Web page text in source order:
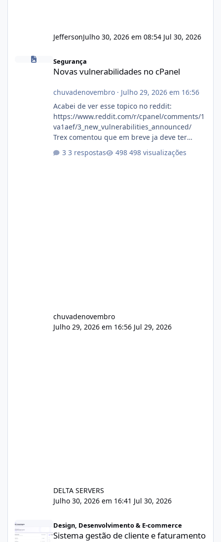
JeffersonJulho 30, 2026 em 08:54 Jul 30, 2026
Segurança
Novas vulnerabilidades no cPanel
chuvadenovembro· Julho 29, 2026 em 16:56
Acabei de ver esse topico no reddit:
https://www.reddit.com/r/cpanel/comments/1
va1aef/3_new_vulnerabilities_announced/
Trex comentou que em breve ja deve ter
3 respostas 498 visualizações
chuvadenovembro
Julho 29, 2026 em 16:56 Jul 29, 2026
DELTA SERVERS
Julho 30, 2026 em 16:41 Jul 30, 2026
Design, Desenvolvimento & E-commerce
Sistema gestão de cliente e faturamento